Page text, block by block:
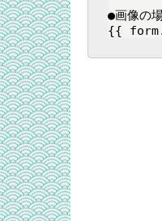
●画像の